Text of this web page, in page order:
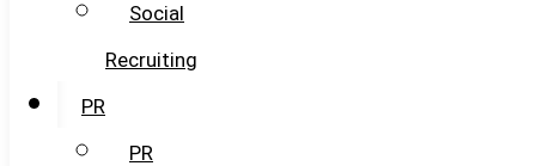
Social
Recruiting
PR
PR